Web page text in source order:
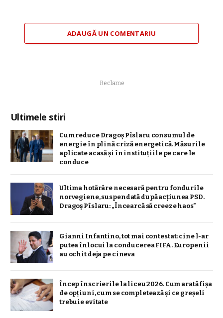
ADAUGĂ UN COMENTARIU
Reclame
Ultimele stiri
Cum reduce Dragoș Pîslaru consumul de
energie în plină criză energetică. Măsurile
aplicate acasă și în instituțiile pe care le
conduce
Ultima hotărâre necesară pentru fondurile
norvegiene, suspendată după acțiunea PSD.
Dragoș Pîslaru: „Încearcă să creeze haos”
Gianni Infantino, tot mai contestat: cine l-ar
putea înlocui la conducerea FIFA. Europenii
au ochit deja pe cineva
Încep înscrierile la liceu 2026. Cum arată fișa
de opțiuni, cum se completează și ce greșeli
trebuie evitate